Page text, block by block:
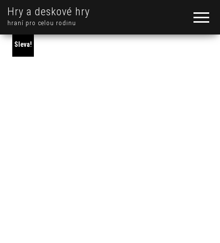
Hry a deskové hry
hraní pro celou rodinu
Sleva!